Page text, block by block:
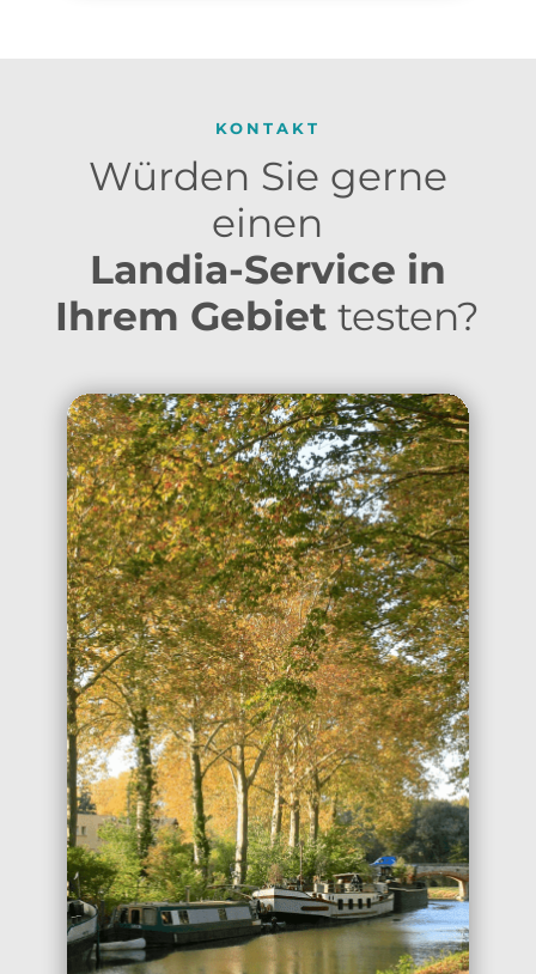
KONTAKT
Würden Sie gerne
einen
Landia-Service in
Ihrem Gebiet testen?